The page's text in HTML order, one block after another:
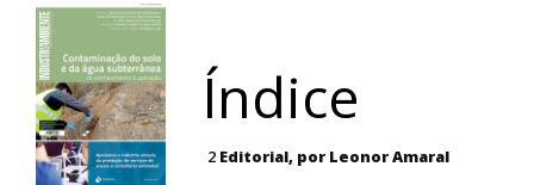
Índice
2 Editorial, por Leonor Amaral